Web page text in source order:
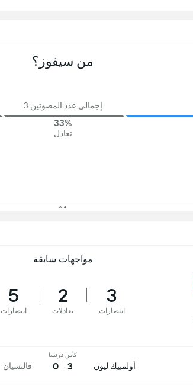
من سيفوز؟
إجمالي عدد المصوتين 3
33%
تعادل
مواجهات سابقة
3
انتصارات
2
تعادلات
5
انتصارات
أولمبيك ليون
كأس فرنسا
3 - 0 فالنسيان